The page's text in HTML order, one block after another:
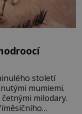
století
mumiemi.
milodary.